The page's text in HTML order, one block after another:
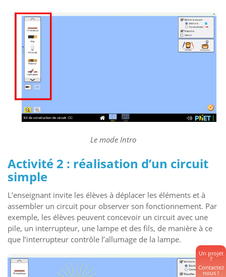
Un projet
?
Contactez
nous !
Le mode Intro
Activité 2 : réalisation d’un circuit
simple
L’enseignant invite les élèves à déplacer les éléments et à
assembler un circuit pour observer son fonctionnement. Par
exemple, les élèves peuvent concevoir un circuit avec une
pile, un interrupteur, une lampe et des fils, de manière à ce
que l’interrupteur contrôle l’allumage de la lampe.